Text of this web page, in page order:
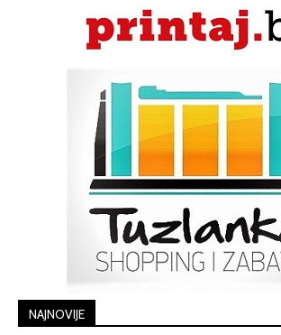
NAJNOVIJE